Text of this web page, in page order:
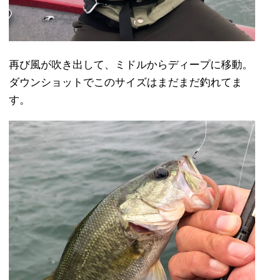
再び風が吹き出して、ミドルからディープに移動。
ダウンショットでこのサイズはまだまだ釣れてま
す。